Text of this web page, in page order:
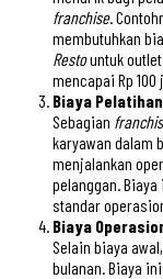
franchise.
membutuhkan
Restountuk outlet
mencapai Rp 100
Biaya
Sebagian
karyawan dalam
menjalankan
pelanggan.
standar
Biaya
Selain biaya awal,
bulanan. Biaya